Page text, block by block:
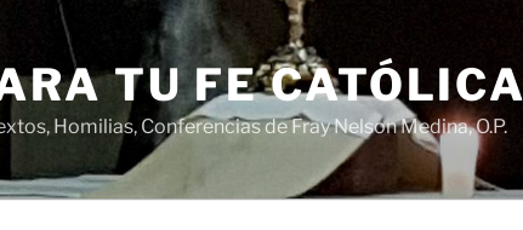
TU FE CATÓLICA
Homilias, Conferencias de Fray Nelson Medina, O.P.